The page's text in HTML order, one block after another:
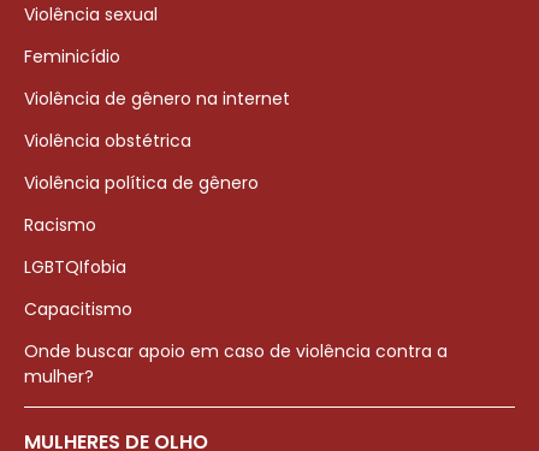
Violência sexual
Feminicídio
Violência de gênero na internet
Violência obstétrica
Violência política de gênero
Racismo
LGBTQIfobia
Capacitismo
Onde buscar apoio em caso de violência contra a
mulher?
MULHERES DE OLHO